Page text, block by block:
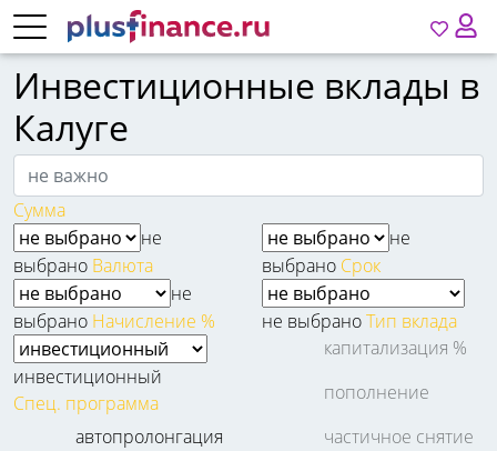
Инвестиционные вклады в
Калуге
Сумма
не
выбрано Валюта
не
выбрано Срок
не
выбрано Начисление % не выбраноТип вклада
инвестиционный
Спец. программа
капитализация %
пополнение
автопролонгация
частичное снятие